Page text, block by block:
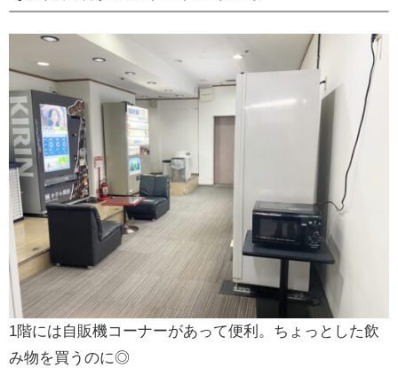
1階には自販機コーナーがあって便利。ちょっとした飲
み物を買うのに◎